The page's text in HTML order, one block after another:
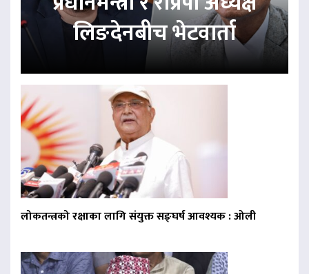
लिङदेनबीच भेटवार्ता
लोकतन्त्रको रक्षाका लागि संयुक्त सङ्घर्ष आवश्यक : ओली